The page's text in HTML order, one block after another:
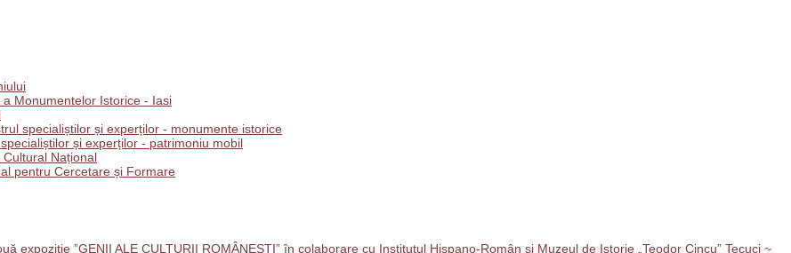
Monumentelor Istorice - Iasi
specialiștilor și experților - monumente istorice
și experților - patrimoniu mobil
Național
pentru Cercetare și Formare
expoziție ”GENII ALE CULTURII ROMÂNEȘTI” în colaborare cu Institutul Hispano-Român și Muzeul de Istorie „Teodor Cincu” Tecuci ~